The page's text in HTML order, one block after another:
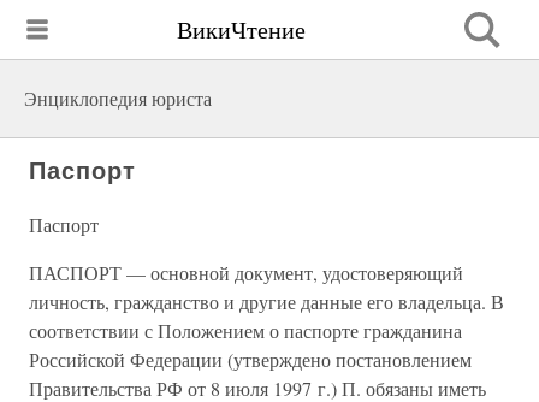
ВикиЧтение
Энциклопедия юриста
Паспорт
Паспорт
ПАСПОРТ — основной документ, удостоверяющий
личность, гражданство и другие данные его владельца. В
соответствии с Положением о паспорте гражданина
Российской Федерации (утверждено постановлением
Правительства РФ от 8 июля 1997 г.) П. обязаны иметь